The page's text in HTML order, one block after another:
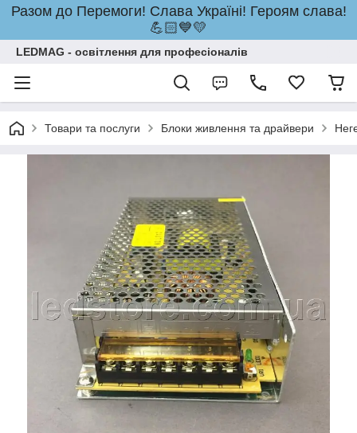
Разом до Перемоги! Слава Україні! Героям слава!
💪🏻💙💛
LEDMAG - освітлення для професіоналів
Товари та послуги Блоки живлення та драйвери